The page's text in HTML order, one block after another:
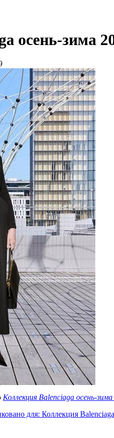
осень-зима
Коллекция Balenciaga осень-
для: Коллекция